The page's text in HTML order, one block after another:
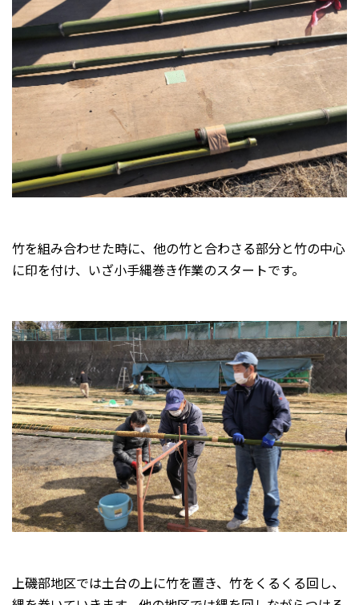
竹を組み合わせた時に、他の竹と合わさる部分と竹の中心
に印を付け、いざ小手縄巻き作業のスタートです。
上磯部地区では土台の上に竹を置き、竹をくるくる回し、